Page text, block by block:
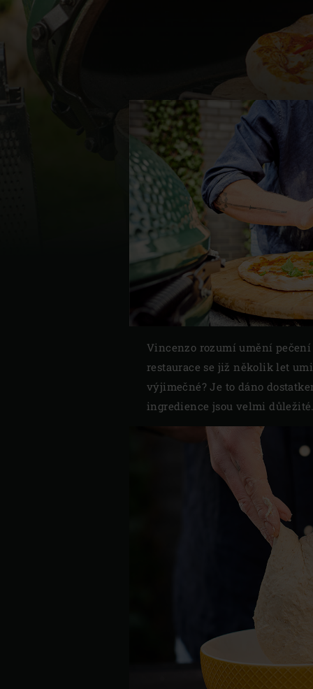
Finland | Suomi
France | France
Germany | Deutschland
Greece | Ελλάδα
Hungary | Magyarország
Vincenzo rozumí umění
restaurace se již několik let
výjimečné? Je to dáno
ingredience jsou velmi